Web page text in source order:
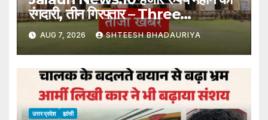
रंगदारी, तीन गिरफ्तार – Three
Arrested For Extorting Rs
10,000 Per Month
AUG 7, 2026 SHTEESH BHADAURIYA
उत्तर प्रदेश झांसी